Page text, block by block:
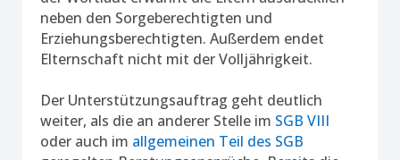
neben den Sorgeberechtigten und
Erziehungsberechtigten. Außerdem endet
Elternschaft nicht mit der Volljährigkeit.
Der Unterstützungsauftrag geht deutlich
weiter, als die an anderer Stelle im SGB VIII
oder auch im allgemeinen Teil des SGB